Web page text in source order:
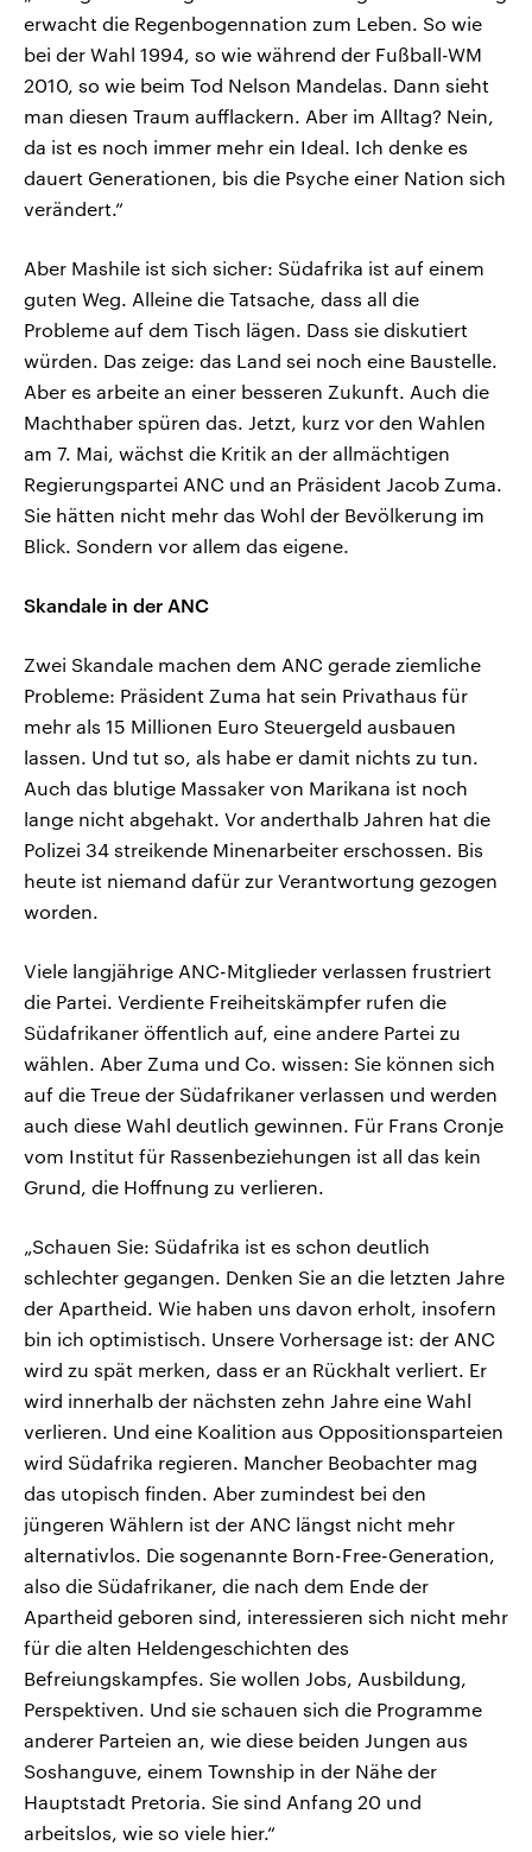
erwacht die Regenbogennation zum Leben. So wie
bei der Wahl 1994, so wie während der Fußball-WM
2010, so wie beim Tod Nelson Mandelas. Dann sieht
man diesen Traum aufflackern. Aber im Alltag? Nein,
da ist es noch immer mehr ein Ideal. Ich denke es
dauert Generationen, bis die Psyche einer Nation sich
verändert.“
Aber Mashile ist sich sicher: Südafrika ist auf einem
guten Weg. Alleine die Tatsache, dass all die
Probleme auf dem Tisch lägen. Dass sie diskutiert
würden. Das zeige: das Land sei noch eine Baustelle.
Aber es arbeite an einer besseren Zukunft. Auch die
Machthaber spüren das. Jetzt, kurz vor den Wahlen
am 7. Mai, wächst die Kritik an der allmächtigen
Regierungspartei ANC und an Präsident Jacob Zuma.
Sie hätten nicht mehr das Wohl der Bevölkerung im
Blick. Sondern vor allem das eigene.
Skandale in der ANC
Zwei Skandale machen dem ANC gerade ziemliche
Probleme: Präsident Zuma hat sein Privathaus für
mehr als 15 Millionen Euro Steuergeld ausbauen
lassen. Und tut so, als habe er damit nichts zu tun.
Auch das blutige Massaker von Marikana ist noch
lange nicht abgehakt. Vor anderthalb Jahren hat die
Polizei 34 streikende Minenarbeiter erschossen. Bis
heute ist niemand dafür zur Verantwortung gezogen
worden.
Viele langjährige ANC-Mitglieder verlassen frustriert
die Partei. Verdiente Freiheitskämpfer rufen die
Südafrikaner öffentlich auf, eine andere Partei zu
wählen. Aber Zuma und Co. wissen: Sie können sich
auf die Treue der Südafrikaner verlassen und werden
auch diese Wahl deutlich gewinnen. Für Frans Cronje
vom Institut für Rassenbeziehungen ist all das kein
Grund, die Hoffnung zu verlieren.
„Schauen Sie: Südafrika ist es schon deutlich
schlechter gegangen. Denken Sie an die letzten Jahre
der Apartheid. Wie haben uns davon erholt, insofern
bin ich optimistisch. Unsere Vorhersage ist: der ANC
wird zu spät merken, dass er an Rückhalt verliert. Er
wird innerhalb der nächsten zehn Jahre eine Wahl
verlieren. Und eine Koalition aus Oppositionsparteien
wird Südafrika regieren. Mancher Beobachter mag
das utopisch finden. Aber zumindest bei den
jüngeren Wählern ist der ANC längst nicht mehr
alternativlos. Die sogenannte Born-Free-Generation,
also die Südafrikaner, die nach dem Ende der
Apartheid geboren sind, interessieren sich nicht mehr
für die alten Heldengeschichten des
Befreiungskampfes. Sie wollen Jobs, Ausbildung,
Perspektiven. Und sie schauen sich die Programme
anderer Parteien an, wie diese beiden Jungen aus
Soshanguve, einem Township in der Nähe der
Hauptstadt Pretoria. Sie sind Anfang 20 und
arbeitslos, wie so viele hier.“